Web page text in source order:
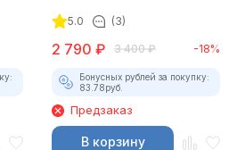
5.0 (3)
2 790 ₽ 3 400 ₽ -18%
Бонусных рублей за покупку:
83.78руб.
Предзаказ
В корзину